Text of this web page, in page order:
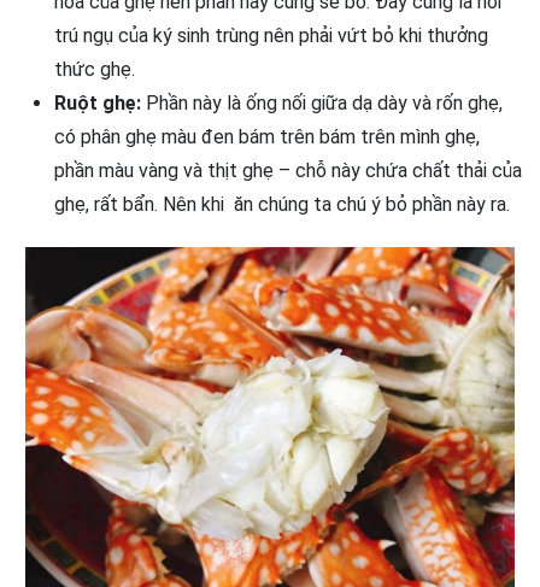
trú ngụ của ký sinh trùng nên phải vứt bỏ khi thưởng
thức ghẹ.
Ruột ghẹ: Phần này là ống nối giữa dạ dày và rốn ghẹ,
có phân ghẹ màu đen bám trên bám trên mình ghẹ,
phần màu vàng và thịt ghẹ – chỗ này chứa chất thải của
ghẹ, rất bẩn. Nên khi ăn chúng ta chú ý bỏ phần này ra.